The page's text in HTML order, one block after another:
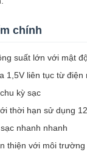
chính
suất lớn với mật
1,5V liên tục từ điện
kỳ sạc
thời hạn sử dụng
nhanh nhanh
thiện với môi